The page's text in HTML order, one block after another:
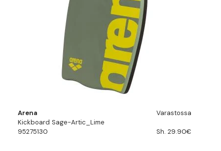
Arena
Varastossa
Kickboard Sage-Artic_Lime
95275130
Sh. 29.90€